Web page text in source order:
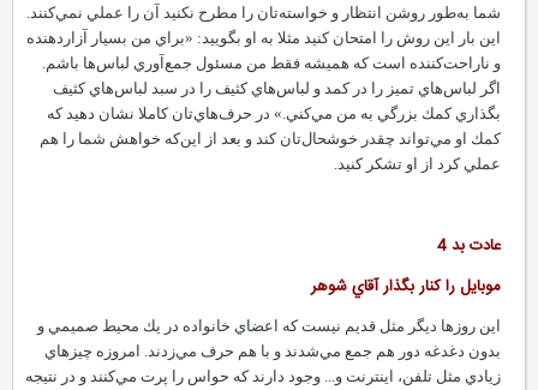
شما به‌طور روشن انتظار و خواسته‌تان را مطرح نكنيد آن را عملي نمي‌كنند.‌
اين بار اين روش را امتحان كنيد مثلا به او بگوييد: «براي من بسيار آزاردهنده
و ناراحت‌كننده است كه هميشه فقط من مسئول جمع‌آوري لباس‌ها باشم.
اگر لباس‌هاي تميز را در كمد و لباس‌هاي كثيف را در سبد لباس‌هاي كثيف‌
بگذاري كمك بزرگي به من مي‌كني.‌» در حرف‌هاي‌تان كاملا نشان دهيد كه
كمك او مي‌تواند چقدر خوشحال‌تان كند و بعد از اين‌كه خواهش شما را هم
عملي كرد از او تشكر كنيد.‌
عادت بد 4
موبايل را كنار بگذار آقاي شوهر
اين روزها ديگر مثل قديم نيست كه اعضاي خانواده در يك محيط صميمي و
بدون دغدغه دور هم جمع مي‌شدند و با هم حرف مي‌زدند. امروزه چيزهاي
زيادي مثل تلفن، اينترنت و... وجود دارند كه حواس را پرت مي‌كنند و در نتيجه